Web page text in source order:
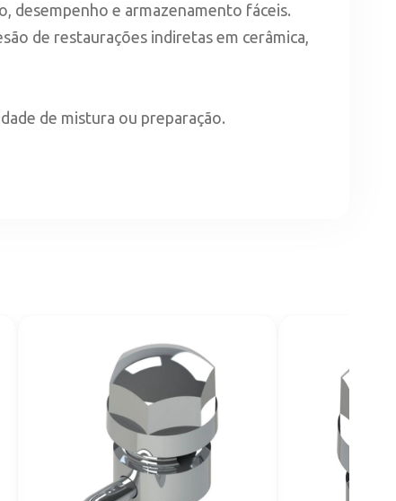
desempenho e armazenamento fáceis.
de restaurações indiretas em cerâmica,
de mistura ou preparação.